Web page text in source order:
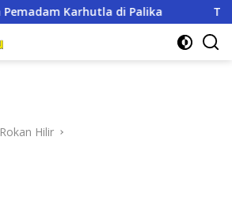
Tiga Perwakilan Citimall Dumai
Rokan Hilir